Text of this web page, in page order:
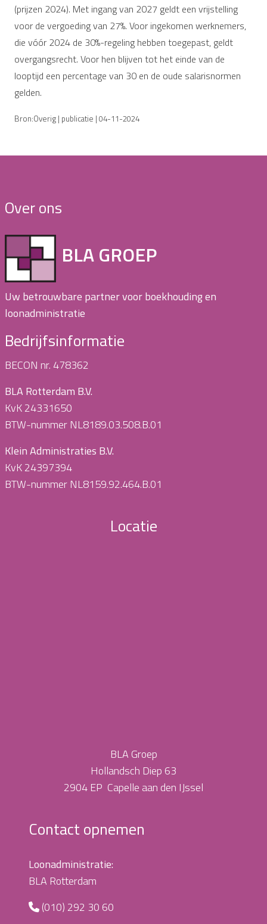
(prijzen 2024). Met ingang van 2027 geldt een vrijstelling
voor de vergoeding van 27%. Voor ingekomen werknemers,
die vóór 2024 de 30%-regeling hebben toegepast, geldt
overgangsrecht. Voor hen blijven tot het einde van de
looptijd een percentage van 30 en de oude salarisnormen
gelden.
Bron:Overig | publicatie | 04-11-2024
Over ons
BLA GROEP
Uw betrouwbare partner voor boekhouding en
loonadministratie
Bedrijfsinformatie
BECON nr. 478362
BLA Rotterdam B.V.
KvK 24331650
BTW-nummer NL8189.03.508.B.01
Klein Administraties B.V.
KvK 24397394
BTW-nummer NL8159.92.464.B.01
Locatie
BLA Groep
Hollandsch Diep 63
2904 EP Capelle aan den IJssel
Contact opnemen
Loonadministratie:
BLA Rotterdam
(010) 292 30 60